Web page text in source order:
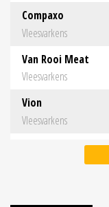
Compaxo
Vleesvarkens
Van Rooi Meat
Vleesvarkens
Vion
Vleesvarkens